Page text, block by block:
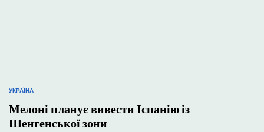
ОПУБЛІКУВАТИ
УКРАЇНА
Мелоні планує вивести Іспанію із
Шенгенської зони